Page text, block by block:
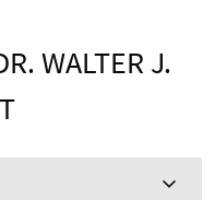
WALTER J.